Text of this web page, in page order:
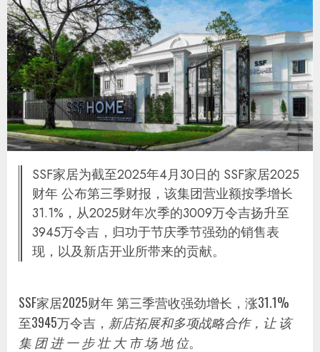
SSF家居为截至2025年4月30日的 SSF家居2025
财年 公布第三季财报，该集团营业额按季增长
31.1%，从2025财年次季的3009万令吉扬升至
3945万令吉，归功于节庆季节强劲的销售表
现，以及新店开业所带来的贡献。
SSF家居2025财年 第三季营收强劲增长，涨31.1%
至3945万令吉， 新店拓展和多项战略合作，让 该
集 团 进 一 步 壮 大 市 场 地 位。